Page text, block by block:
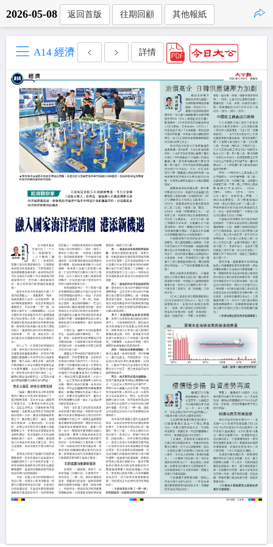
2026-05-08 返回首版 往期回顧 其他報紙
A14 經濟 詳情